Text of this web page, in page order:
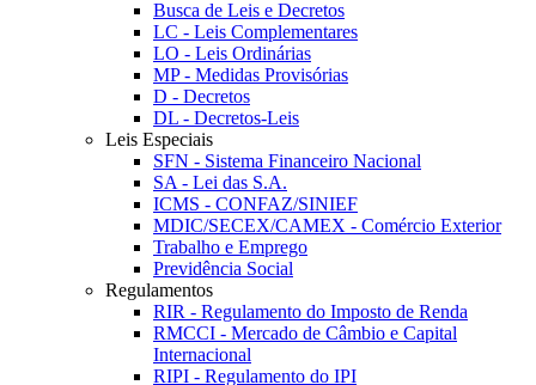
Busca de Leis e Decretos
LC - Leis Complementares
LO - Leis Ordinárias
MP - Medidas Provisórias
D - Decretos
DL - Decretos-Leis
Leis Especiais
SFN - Sistema Financeiro Nacional
SA - Lei das S.A.
ICMS - CONFAZ/SINIEF
MDIC/SECEX/CAMEX - Comércio Exterior
Trabalho e Emprego
Previdência Social
Regulamentos
RIR - Regulamento do Imposto de Renda
RMCCI - Mercado de Câmbio e Capital
Internacional
RIPI - Regulamento do IPI